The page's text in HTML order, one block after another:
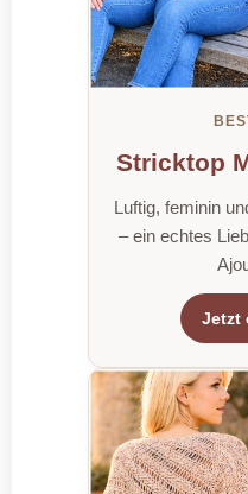
Stricktop
Luftig, feminin
– ein echtes
Jetzt